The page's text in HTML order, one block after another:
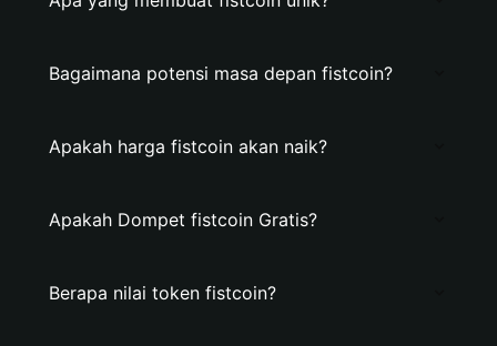
Bagaimana potensi masa depan fistcoin?
Apakah harga fistcoin akan naik?
Apakah Dompet fistcoin Gratis?
Berapa nilai token fistcoin?